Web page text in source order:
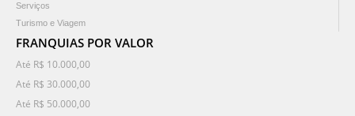
Serviços
Turismo e Viagem
FRANQUIAS POR VALOR
Até R$ 10.000,00
Até R$ 30.000,00
Até R$ 50.000,00